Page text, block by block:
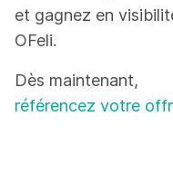
et gagnez en
OFeli.
Dès maintenant,
référencez votre